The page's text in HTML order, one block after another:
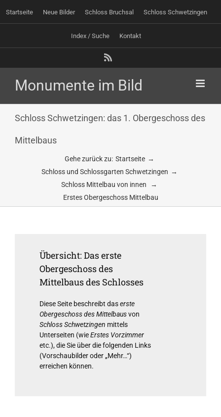
Inhalt
springen
Startseite Neue Bilder Schloss Bruchsal Schloss Schwetzingen
Index / Suche Kontakt
Schloss Schwetzingen: das 1. Obergeschoss des
Mittelbaus
Gehe zurück zu: Startseite
Schloss und Schlossgarten Schwetzingen
Schloss Mittelbau von innen
Erstes Obergeschoss Mittelbau
Übersicht: Das erste
Obergeschoss des
Mittelbaus des Schlosses
Diese Seite beschreibt daserste
Obergeschoss des Mittelbausvon
Schloss Schwetzingen mittels
Unterseiten (wieErstes Vorzimmer
etc.), die Sie über die folgenden Links
(Vorschaubilder oder „Mehr…“)
erreichen können.